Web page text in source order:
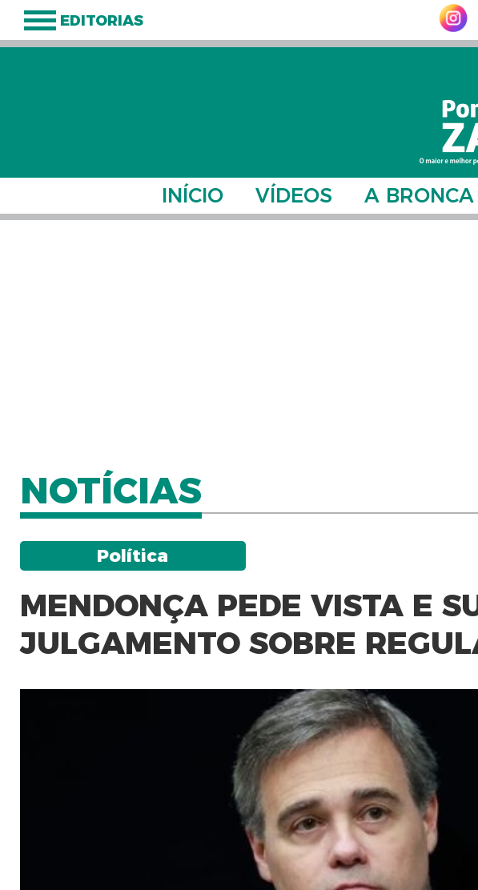
EDITORIAS
INÍCIO VÍDEOS A
NOTÍCIAS
Política
MENDONÇA PEDE VISTA E
JULGAMENTO SOBRE